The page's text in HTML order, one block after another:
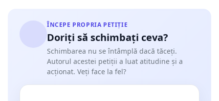
ÎNCEPE PROPRIA PETIȚIE
Doriți să schimbați ceva?
Schimbarea nu se întâmplă dacă tăceți.
Autorul acestei petiții a luat atitudine și a
acționat. Veți face la fel?